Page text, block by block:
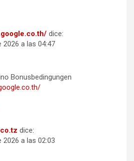
dice:
2026 a las 04:47
Bonusbedingungen
dice:
2026 a las 02:03